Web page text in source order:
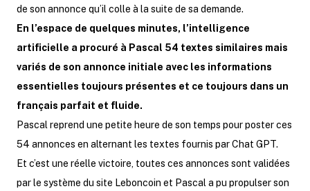
de son annonce qu’il colle à la suite de sa demande.
En l’espace de quelques minutes, l’intelligence
artificielle a procuré à Pascal 54 textes similaires mais
variés de son annonce initiale avec les informations
essentielles toujours présentes et ce toujours dans un
français parfait et fluide.
Pascal reprend une petite heure de son temps pour poster ces
54 annonces en alternant les textes fournis par Chat GPT.
Et c’est une réelle victoire, toutes ces annonces sont validées
par le système du site Leboncoin et Pascal a pu propulser son